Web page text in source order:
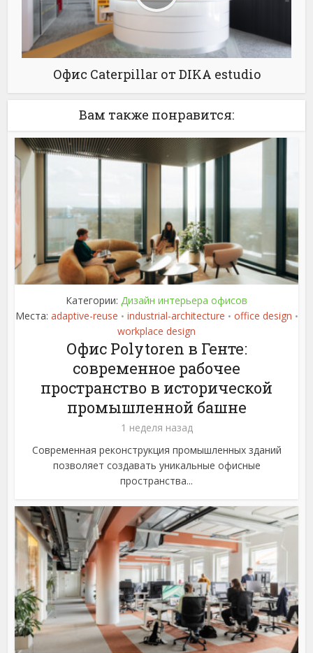
Офис Caterpillar от DIKA estudio
Вам также понравится:
Категории: Дизайн интерьера офисов
Места: adaptive-reuse • industrial-architecture • office design •
workplace design
Офис Polytoren в Генте:
современное рабочее
пространство в исторической
промышленной башне
1 неделя назад
Современная реконструкция промышленных зданий
позволяет создавать уникальные офисные
пространства...